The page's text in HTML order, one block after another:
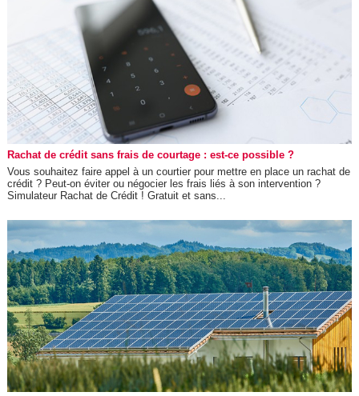
Rachat de crédit sans frais de courtage : est-ce possible ?
Vous souhaitez faire appel à un courtier pour mettre en place un rachat de
crédit ? Peut-on éviter ou négocier les frais liés à son intervention ?
Simulateur Rachat de Crédit ! Gratuit et sans...